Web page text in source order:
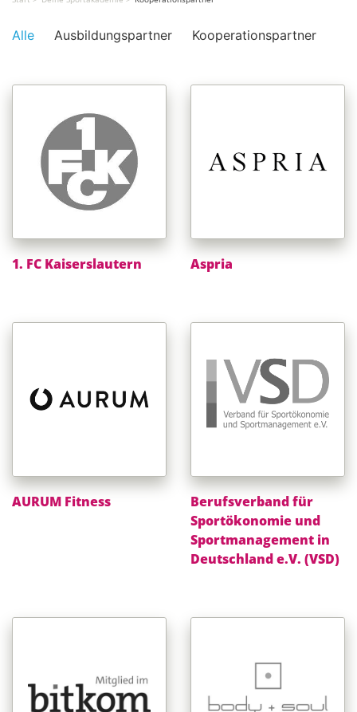
Alle Ausbildungspartner Kooperationspartner
1. FC Kaiserslautern Aspria
AURUM Fitness
Berufsverband für
Sportökonomie und
Sportmanagement in
Deutschland e.V. (VSD)